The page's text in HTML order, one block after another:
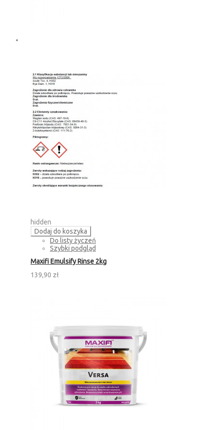
hidden
Dodaj do koszyka
Do listy życzeń
Szybki podgląd
Maxifi Emulsify Rinse 2kg
139,90 zł